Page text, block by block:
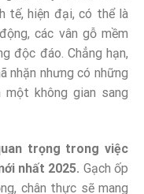
tế, hiện đại, có thể là
các vân gỗ mềm
độc đáo. Chẳng hạn,
nhặn nhưng có những
không gian sang
trọng trong việc
nhất 2025. Gạch ốp
chân thực sẽ mang